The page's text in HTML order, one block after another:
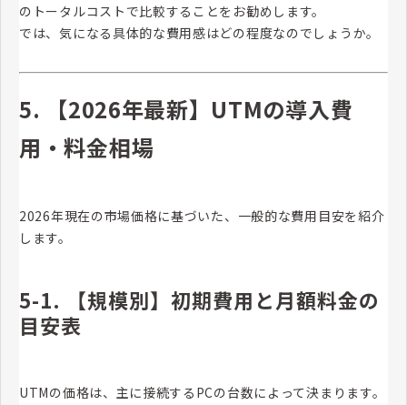
のトータルコストで比較することをお勧めします。
では、気になる具体的な費用感はどの程度なのでしょうか。
5. 【2026年最新】UTMの導入費
用・料金相場
2026年現在の市場価格に基づいた、一般的な費用目安を紹介
します。
5-1. 【規模別】初期費用と月額料金の
目安表
UTMの価格は、主に接続するPCの台数によって決まります。